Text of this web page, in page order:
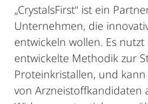
„CrystalsFirst“ ist ein
Unternehmen, die
entwickeln wollen. Es
entwickelte Methodik zur
Proteinkristallen, und
von Arzneistoffkandidaten